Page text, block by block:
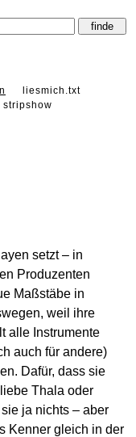
liesmich.txt
stripshow
setzt – in
Produzenten
Maßstäbe in
weil ihre
alle Instrumente
auch für andere)
Dafür, dass sie
Thala oder
ja nichts – aber
Kenner gleich in der